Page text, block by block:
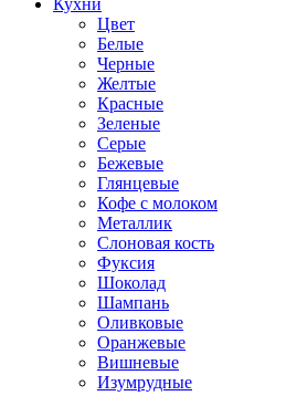
Кухни
Цвет
Белые
Черные
Желтые
Красные
Зеленые
Серые
Бежевые
Глянцевые
Кофе с молоком
Металлик
Слоновая кость
Фуксия
Шоколад
Шампань
Оливковые
Оранжевые
Вишневые
Изумрудные